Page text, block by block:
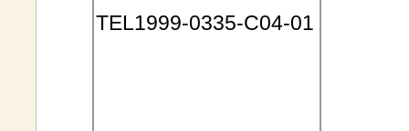
TEL1999-0335-C04-01